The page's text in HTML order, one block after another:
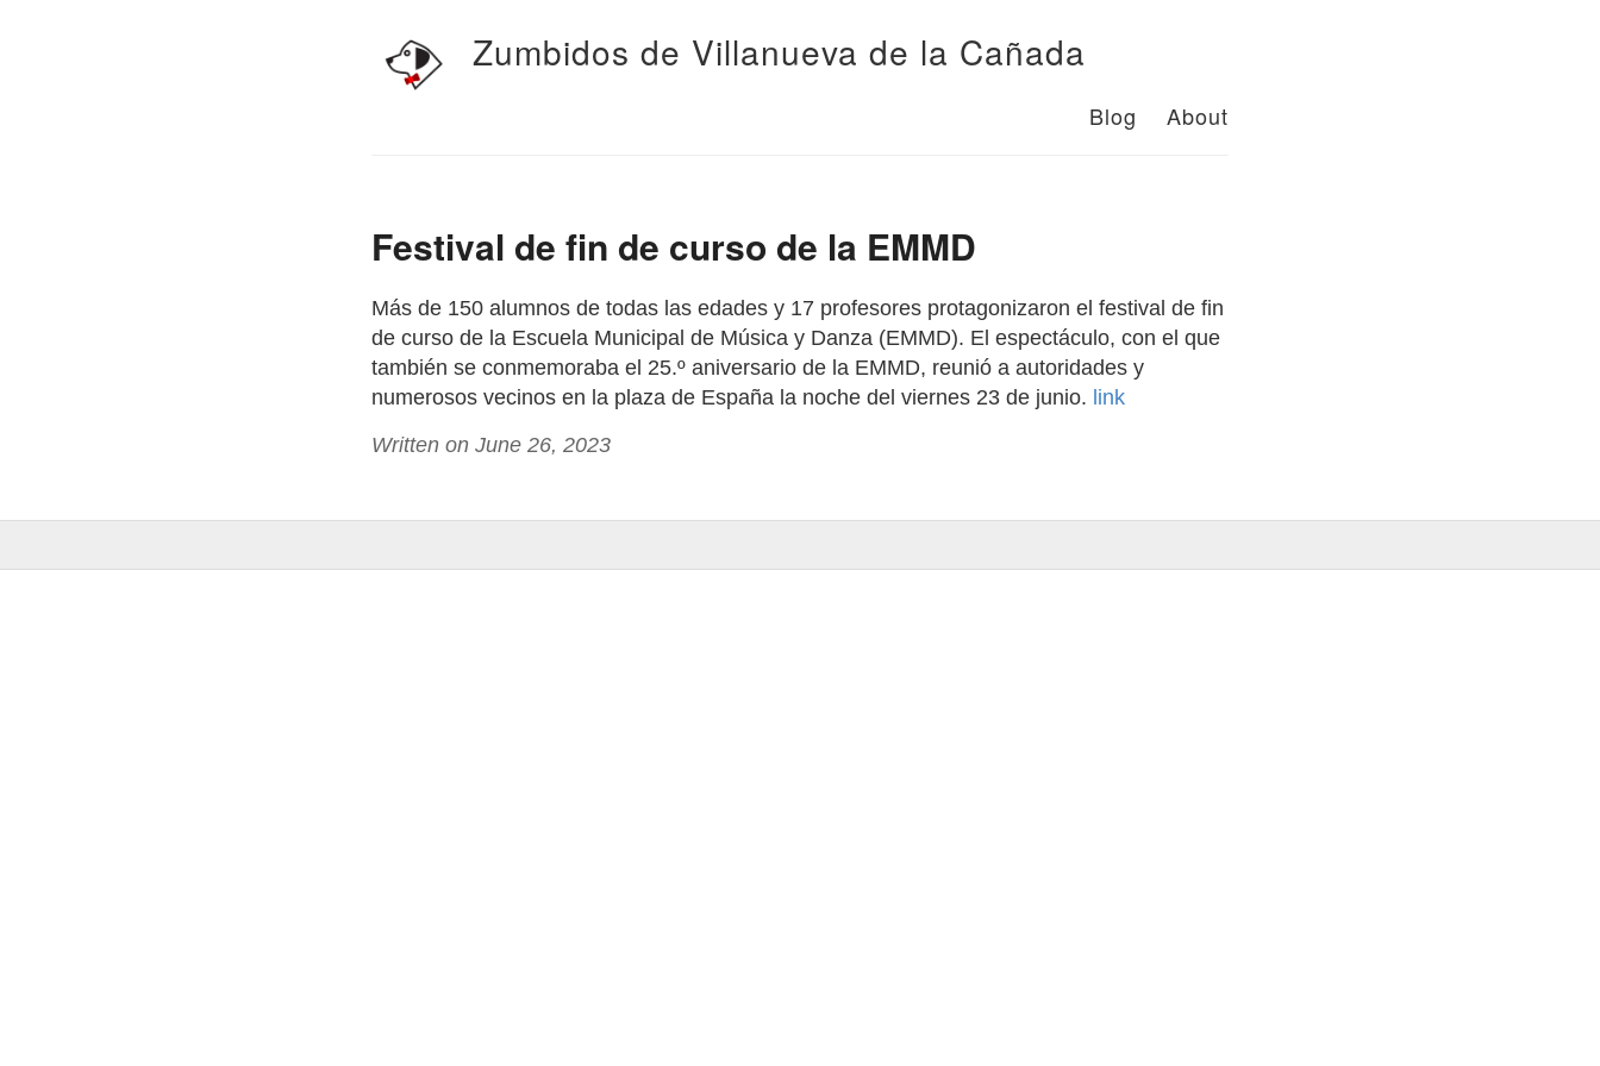
Zumbidos de Villanueva de la Cañada
Blog About
Festival de fin de curso de la EMMD
Más de 150 alumnos de todas las edades y 17 profesores protagonizaron el festival de fin
de curso de la Escuela Municipal de Música y Danza (EMMD). El espectáculo, con el que
también se conmemoraba el 25.º aniversario de la EMMD, reunió a autoridades y
numerosos vecinos en la plaza de España la noche del viernes 23 de junio. link
Written on June 26, 2023